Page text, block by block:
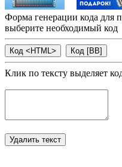
Форма генерации кода для
выберите необходимый код
Клик по тексту выделяет